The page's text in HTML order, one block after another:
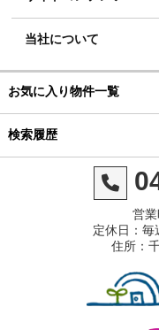
当社について
お気に入り物件一覧
検索履歴
営
定休日：毎
住所：